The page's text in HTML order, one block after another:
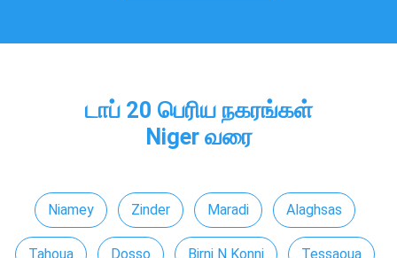
டாப் 20 பெரிய நகரங்கள்
Niger வரை
Niamey Zinder Maradi Alaghsas
Tahoua Dosso Birni N Konni Tessaoua